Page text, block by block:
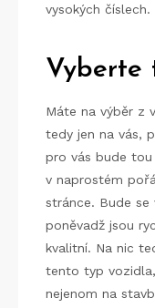
vysokých číslech.
Vyberte
Máte na výběr z
tedy jen na vás,
pro vás bude tou
v naprostém
stránce. Bude se
poněvadž jsou
kvalitní. Na nic
tento typ
nejenom na